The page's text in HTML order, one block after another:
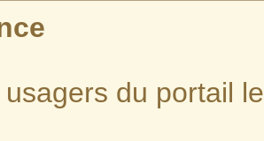
du portail